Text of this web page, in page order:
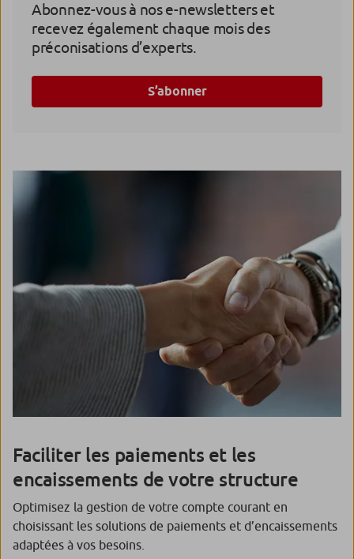
Abonnez-vous à nos e-newsletters et
recevez également chaque mois des
préconisations d’experts.
S’abonner
Faciliter les paiements et les
encaissements de votre structure
Optimisez la gestion de votre compte courant en
choisissant les solutions de paiements et d’encaissements
adaptées à vos besoins.